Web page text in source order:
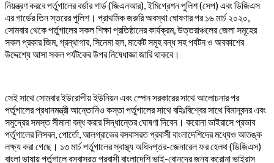
নিয়ন্ত্রণ করবে পর্তুগালের বর্ডার গার্ড (জিএনআর), ইমিগ্রেশন পুলিশ (সেপ) এবং ডিজিএস
এর গার্ডের তিন স্তরের পুলিশ। প্রাথমিক জরুরি অবস্থা ঘোষণার পর ১৬ মার্চ ২০২০,
সোমবার থেকে পর্তুগালের সকল শিক্ষা প্রতিষ্ঠানের কার্যক্রম, উত্তরাঞ্চলের জেলা সমূহের
সকল প্রকার জিম, গ্রন্থাগার, সিনেমা হল, মার্কেট সমূহ বন্ধ সহ পর্যটন ও অবকাশের
উদ্দেশ্যে আসা সকল পর্যটকের উপর নিষেধাজ্ঞা জারি থাকবে।
সেই সাথে সোমবার ইউরোপীয় ইউনিয়ন এবং স্পেন সরকারের সাথে আলোচনার পর
পর্তুগালের প্রধানমন্ত্রী আন্তোনিও কস্তা পর্তুগালের সাথে বহিঃবিশ্বের সাথে বিমানবন্দর এবং
সমুদ্রের সমস্ত সীমানা বন্ধ করার সিদ্ধান্তের ঘোষণা দিবেন। করোনা ভাইরাসে প্রভাব
পর্তুগালের লিসবন, পোর্তো, আলগ্রাভের বসবাসরত প্রবাসী বাংলাদেশিদের মধ্যেও আতঙ্ক
লক্ষ্য করা গেছে। ১৩ মার্চ পর্তুগালের স্বাস্থ্য অধিদপ্তর-জেনারেল ফর হেলথ (ডিজিএস)
বাংলা ভাষায় পর্তুগালে বসবাসরত প্রবাসী বাংলাদেশি ভাই-বোনদের জন্য করোনা ভাইরাস